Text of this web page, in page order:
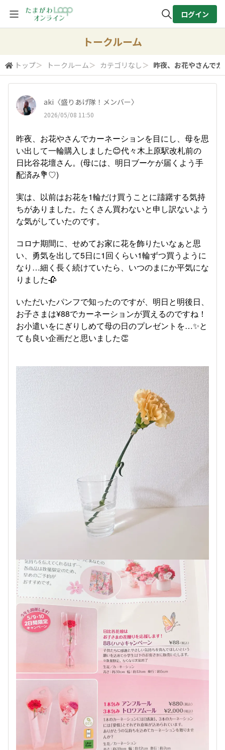
検索
ログイン
トークルーム
トップ＞ トークルーム＞ カテゴリなし ＞ 昨夜、お花やさんで
aki〈盛りあげ隊！メンバー〉
2026/05/08 11:50
昨夜、お花やさんでカーネーションを目にし、母を思
い出して一輪購入しました😊代々木上原駅改札前の
日比谷花壇さん。(母には、明日ブーケが届くよう手
配済み💐♡)
実は、以前はお花を1輪だけ買うことに躊躇する気持
ちがありました。たくさん買わないと申し訳ないよう
な気がしていたのです。
コロナ期間に、せめてお家に花を飾りたいなぁと思
い、勇気を出して5日に1回くらい1輪ずつ買うように
なり…細く長く続けていたら、いつのまにか平気にな
りました🥀
いただいたパンフで知ったのですが、明日と明後日、
お子さまは¥88でカーネーションが買えるのですね！
お小遣いをにぎりしめて母の日のプレゼントを…✨と
ても良い企画だと思いました👏